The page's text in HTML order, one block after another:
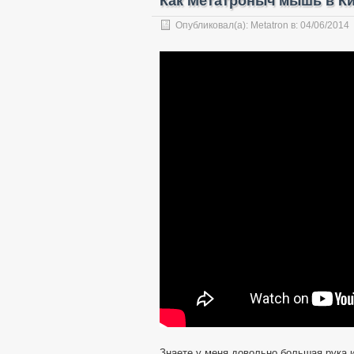
Опубликовал(а): Metatron в: 04/06/2014